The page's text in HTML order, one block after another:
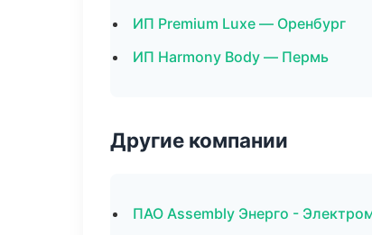
ИП Premium Luxe — Оренбург
ИП Harmony Body — Пермь
Другие компании
ПАО Assembly Энерго -